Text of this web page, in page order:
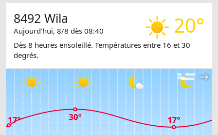
20°
8492 Wila
Aujourd'hui, 8/8 dès 08:40
Dès 8 heures ensoleillé. Températures entre 16 et 30
degrés.